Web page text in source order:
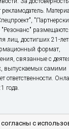
рекламодатель.
"Резонанс"
лиц, достигших 21-
формат,
связанные с
выпускаемых самими
ответственности.
года.
с